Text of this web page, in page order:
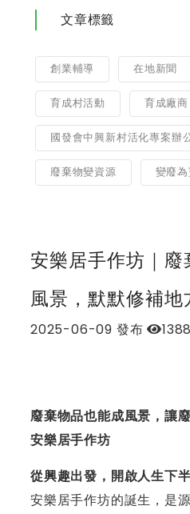
文章標籤
創業輔導 在地新聞
育成村活動 育成廠商
國發會中興新村活化專案辦
廢棄物變資源 變廢
安樂居手作坊｜廢
風景，默默修補地
2025-06-09 發布 1388
廢棄物品也能成風景，讓
安樂居手作坊
從興趣出發，開啟人生下
安樂居手作坊的誕生，是